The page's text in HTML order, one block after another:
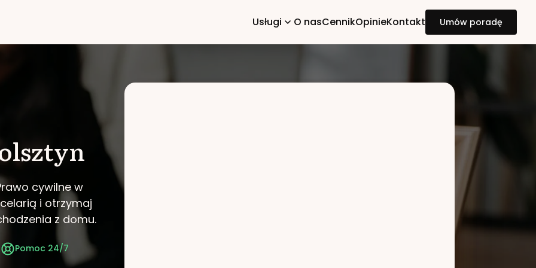
Usługi O nasCennikOpinieKontakt Umów poradę
cywilne w
i otrzymaj
z domu.
Pomoc 24/7